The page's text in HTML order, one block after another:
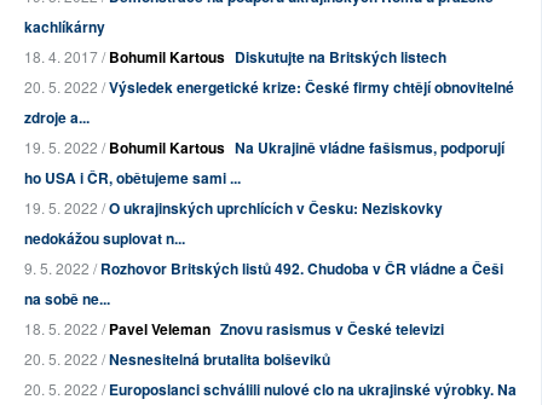
kachlíkárny
18. 4. 2017 /Bohumil Kartous Diskutujte na Britských listech
20. 5. 2022 /Výsledek energetické krize: České firmy chtějí obnovitelné
zdroje a...
19. 5. 2022 /Bohumil Kartous Na Ukrajině vládne fašismus, podporují
ho USA i ČR, obětujeme sami ...
19. 5. 2022 /O ukrajinských uprchlících v Česku: Neziskovky
nedokážou suplovat n...
9. 5. 2022 /Rozhovor Britských listů 492. Chudoba v ČR vládne a Češi
na sobě ne...
18. 5. 2022 /Pavel Veleman Znovu rasismus v České televizi
20. 5. 2022 /Nesnesitelná brutalita bolševiků
20. 5. 2022 /Europoslanci schválili nulové clo na ukrajinské výrobky. Na